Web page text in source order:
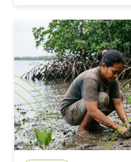
chi mette in valigia un…